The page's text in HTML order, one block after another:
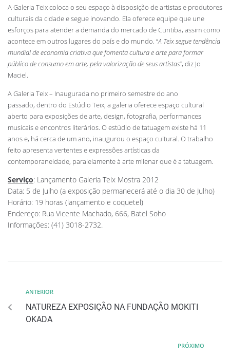
A Galeria Teix coloca o seu espaço à disposição de artistas e produtores
culturais da cidade e segue inovando. Ela oferece equipe que une
esforços para atender a demanda do mercado de Curitiba, assim como
acontece em outros lugares do país e do mundo. “A Teix segue tendência
mundial de economia criativa que fomenta cultura e arte para formar
público de consumo em arte, pela valorização de seus artistas”, diz Jo
Maciel.
A Galeria Teix – Inaugurada no primeiro semestre do ano
passado, dentro do Estúdio Teix, a galeria oferece espaço cultural
aberto para exposições de arte, design, fotografia, performances
musicais e encontros literários. O estúdio de tatuagem existe há 11
anos e, há cerca de um ano, inaugurou o espaço cultural. O trabalho
feito apresenta vertentes e expressões artísticas da
contemporaneidade, paralelamente à arte milenar que é a tatuagem.
Serviço: Lançamento Galeria Teix Mostra 2012
Data: 5 de Julho (a exposição permanecerá até o dia 30 de Julho)
Horário: 19 horas (lançamento e coquetel)
Endereço: Rua Vicente Machado, 666, Batel Soho
Informações: (41) 3018-2732.
ANTERIOR
NATUREZA EXPOSIÇÃO NA FUNDAÇÃO MOKITI
OKADA
PRÓXIMO